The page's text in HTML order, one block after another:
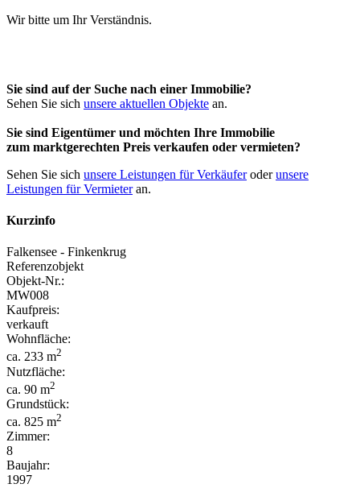
Wir bitte um Ihr Verständnis.
Sie sind auf der Suche nach einer Immobilie?
Sehen Sie sich unsere aktuellen Objekte an.
Sie sind Eigentümer und möchten Ihre Immobilie
zum marktgerechten Preis verkaufen oder vermieten?
Sehen Sie sich unsere Leistungen für Verkäuferoderunsere
Leistungen für Vermieteran.
Kurzinfo
Falkensee - Finkenkrug
Referenzobjekt
Objekt-Nr.:
MW008
Kaufpreis:
verkauft
Wohnfläche:
ca. 233 m2
Nutzfläche:
ca. 90 m2
Grundstück:
ca. 825 m2
Zimmer:
8
Baujahr:
1997